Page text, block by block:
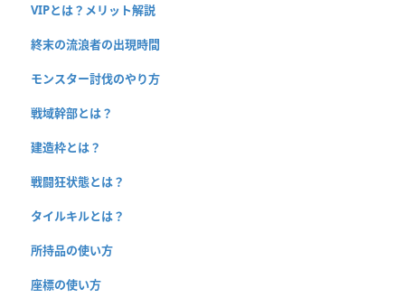
VIPとは？メリット解説
終末の流浪者の出現時間
モンスター討伐のやり方
戦域幹部とは？
建造枠とは？
戦闘狂状態とは？
タイルキルとは？
所持品の使い方
座標の使い方